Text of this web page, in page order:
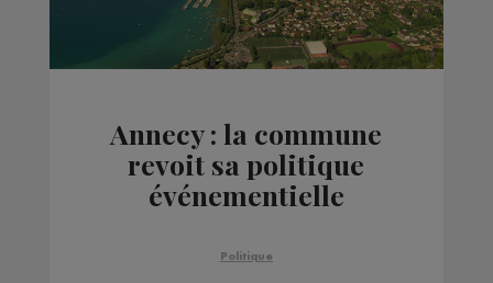
Annecy : la commune
revoit sa politique
événementielle
Politique